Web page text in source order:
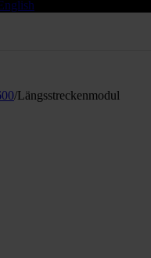
/Längsstreckenmodul